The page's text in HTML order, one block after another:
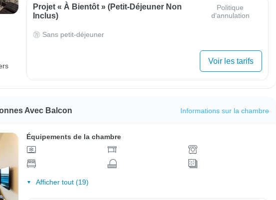
Projet « À Bientôt » (Petit-Déjeuner Non
Inclus)
Politique
d'annulation
Sans petit-déjeuner
Voir les tarifs
Avec Balcon Informations sur la chambre
Équipements de la chambre
Afficher tout (19)